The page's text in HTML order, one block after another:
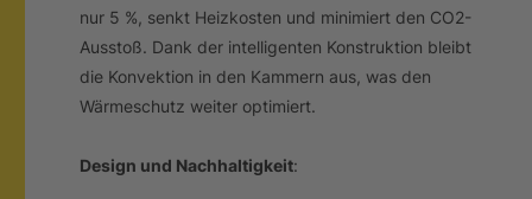
nur 5 %, senkt Heizkosten und minimiert den CO2-
Ausstoß. Dank der intelligenten Konstruktion bleibt
die Konvektion in den Kammern aus, was den
Wärmeschutz weiter optimiert.
Design und Nachhaltigkeit: